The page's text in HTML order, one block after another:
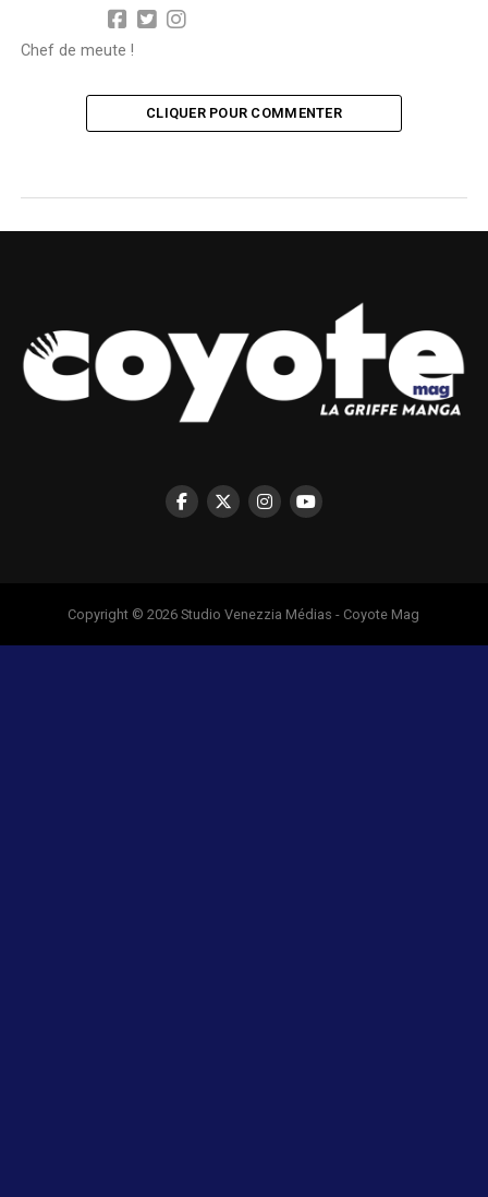
Chef de meute !
CLIQUER POUR COMMENTER
Copyright © 2026 Studio Venezzia Médias - Coyote Mag